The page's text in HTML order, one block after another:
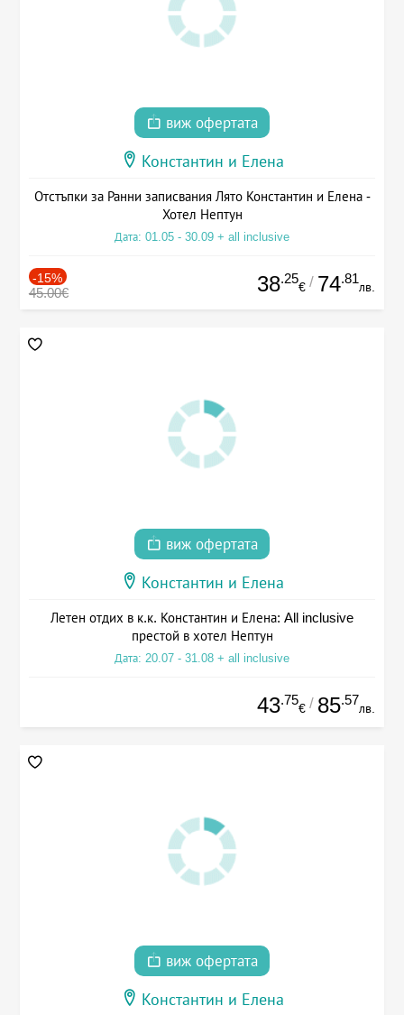
виж офертата
Константин и Елена
Отстъпки за Ранни записвания Лято Константин и Елена -
Хотел Нептун
Дата: 01.05 - 30.09 + all inclusive
-15%
45.00€ 38.25
€ / 74.81
лв.
виж офертата
Константин и Елена
Летен отдих в к.к. Константин и Елена: All inclusive
престой в хотел Нептун
Дата: 20.07 - 31.08 + all inclusive
43.75
€ / 85.57
лв.
виж офертата
Константин и Елена